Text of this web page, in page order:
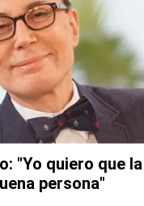
"Yo quiero que
persona"